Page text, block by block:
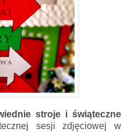
stroje i świąteczne
sesji zdjęciowej w